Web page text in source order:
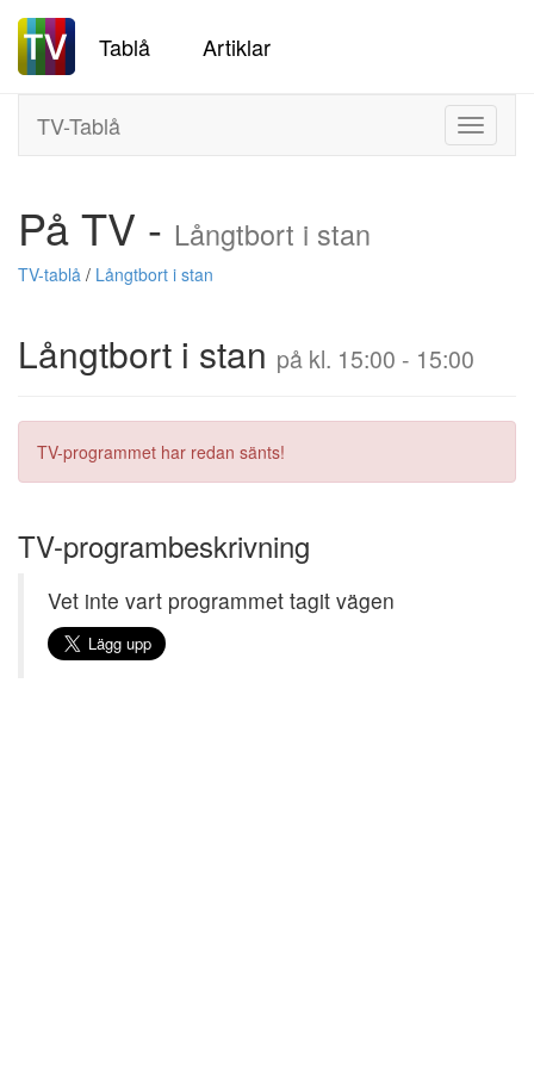
Tablå Artiklar
Toggle
TV-Tablå
På TV - Långtbort i stan
TV-tablå / Långtbort i stan
Långtbort i stan på kl. 15:00 - 15:00
TV-programmet har redan sänts!
TV-programbeskrivning
Vet inte vart programmet tagit vägen